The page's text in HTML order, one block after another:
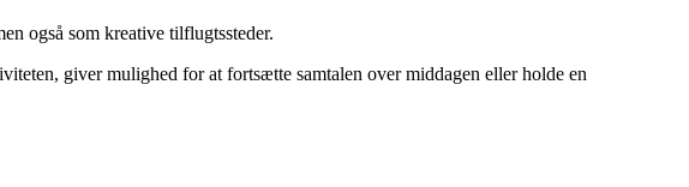
også som kreative tilflugtssteder.
giver mulighed for at fortsætte samtalen over middagen eller holde en